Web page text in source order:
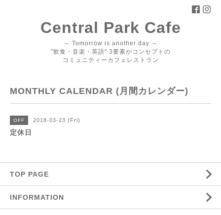
Central Park Cafe
～ Tomorrow is another day ～
"飲食・音楽・英語" 3要素がコンセプトの
コミュニティーカフェレストラン
MONTHLY CALENDAR (月間カレンダー)
OFF 2018-03-23 (Fri)
定休日
TOP PAGE
INFORMATION